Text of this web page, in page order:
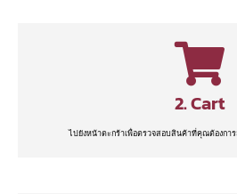
2. Cart
ไปยังหน้าตะกร้าเพื่อตรวจสอบสินค้าที่คุณต้องกา